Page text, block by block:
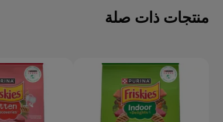
منتجات ذات صلة